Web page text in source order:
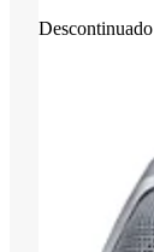
Descontinuado